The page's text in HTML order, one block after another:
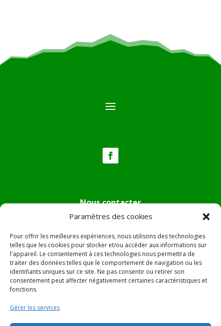
Paramètres des cookies
Pour offrir les meilleures expériences, nous utilisons des technologies
telles que les cookies pour stocker et/ou accéder aux informations sur
l'appareil. Le consentement à ces technologies nous permettra de
traiter des données telles que le comportement de navigation ou les
identifiants uniques sur ce site. Ne pas consentir ou retirer son
consentement peut affecter négativement certaines caractéristiques et
fonctions.
Gérer les services
Nous contacter
Tél :04.95.36.24.02
Mail:
mairie.pietradiverde@wanadoo.fr
Adresse :Hôtel de ville de Pietra di Verde
Le village
20230 Pietra di Verde
© 2022 Mairie de Pietra Di Verde – Réalisation